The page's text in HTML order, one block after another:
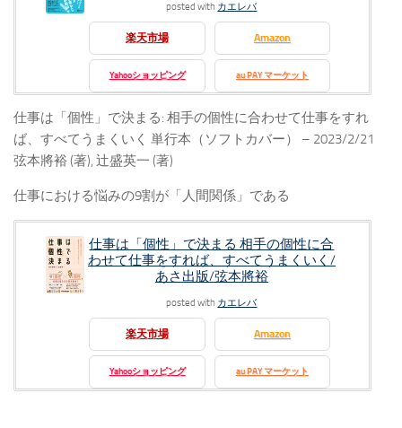
posted with カエレバ
楽天市場 Amazon
Yahooショッピング au PAY マーケット
仕事は「個性」で決まる: 相手の個性に合わせて仕事をすれ
ば、すべてうまくいく 単行本（ソフトカバー） – 2023/2/21
弦本將裕 (著), 辻盛英一 (著)
仕事における悩みの9割が「人間関係」である
仕事は「個性」で決まる 相手の個性に合
わせて仕事をすれば、すべてうまくいく/
あさ出版/弦本將裕
posted with カエレバ
楽天市場 Amazon
Yahooショッピング au PAY マーケット